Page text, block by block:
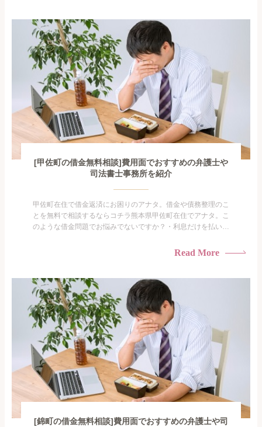
がありま...
[甲佐町の借金無料相談]費用面でおすすめの弁護士や
司法書士事務所を紹介
甲佐町在住で借金返済にお困りのアナタ。借金や債務整理のこ
とを無料で相談するならコチラ熊本県甲佐町在住でアナタ。こ
のような借金問題でお悩みでないですか？・利息だけを払い続
られたくない・借金の催促、取り立てで憂鬱になる。・闇金に
がありま...
Read More
[錦町の借金無料相談]費用面でおすすめの弁護士や司